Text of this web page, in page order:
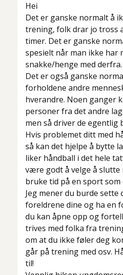
Hei
Det er ganske normalt å
trening, folk drar jo tross
timer. Det er ganske
spesielt når man ikke har
snakke/henge med derfra.
Det er også ganske
forholdene andre
hverandre. Noen ganger
personer fra det andre
men så driver de egentlig
Hvis problemet ditt med
så kan det hjelpe å bytte
liker håndball i det hele
være godt å velge å
bruke tid på en sport som
Jeg mener du burde sette
foreldrene dine og ha en
du kan åpne opp og
trives med folka fra
om at du ikke føler deg
går på trening med osv.
til!